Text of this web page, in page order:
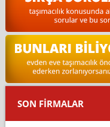
SON FİRMALAR